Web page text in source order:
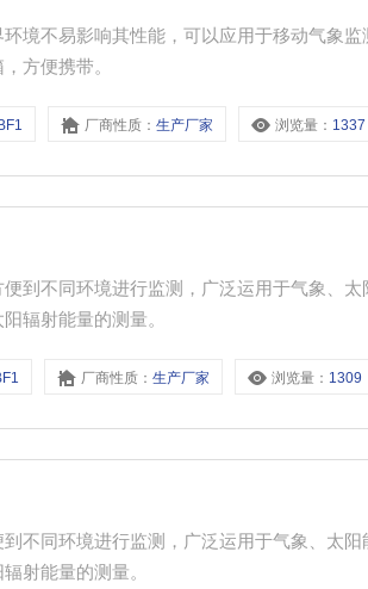
境不易影响其性能，可以应用于移动气象监
方便携带。
厂商性质：生产厂家 浏览量： 1337
到不同环境进行监测，广泛运用于气象、太
辐射能量的测量。
厂商性质：生产厂家 浏览量： 1309
不同环境进行监测，广泛运用于气象、太
射能量的测量。